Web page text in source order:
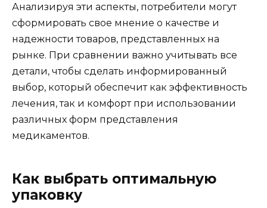
Анализируя эти аспекты, потребители могут
сформировать свое мнение о качестве и
надежности товаров, представленных на
рынке. При сравнении важно учитывать все
детали, чтобы сделать информированный
выбор, который обеспечит как эффективность
лечения, так и комфорт при использовании
различных форм представления
медикаментов.
Как выбрать оптимальную
упаковку